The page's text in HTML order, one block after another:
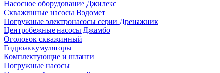
Насосное оборудование Джилекс
Скважинные насосы Водомет
Погружные электронасосы серии Дренажник
Центробежные насосы Джамбо
Оголовок скважинный
Гидроаккумуляторы
Комплектующие и шланги
Погружные насосы